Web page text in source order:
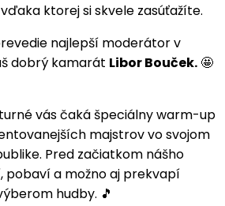
ktorej si skvele zasúťažíte.
najlepší moderátor v
dobrý kamarát Libor Bouček. 🤩
vás čaká špeciálny warm-up
majstrov vo svojom
Pred začiatkom nášho
pobaví a možno aj prekvapí
hudby. 🎵